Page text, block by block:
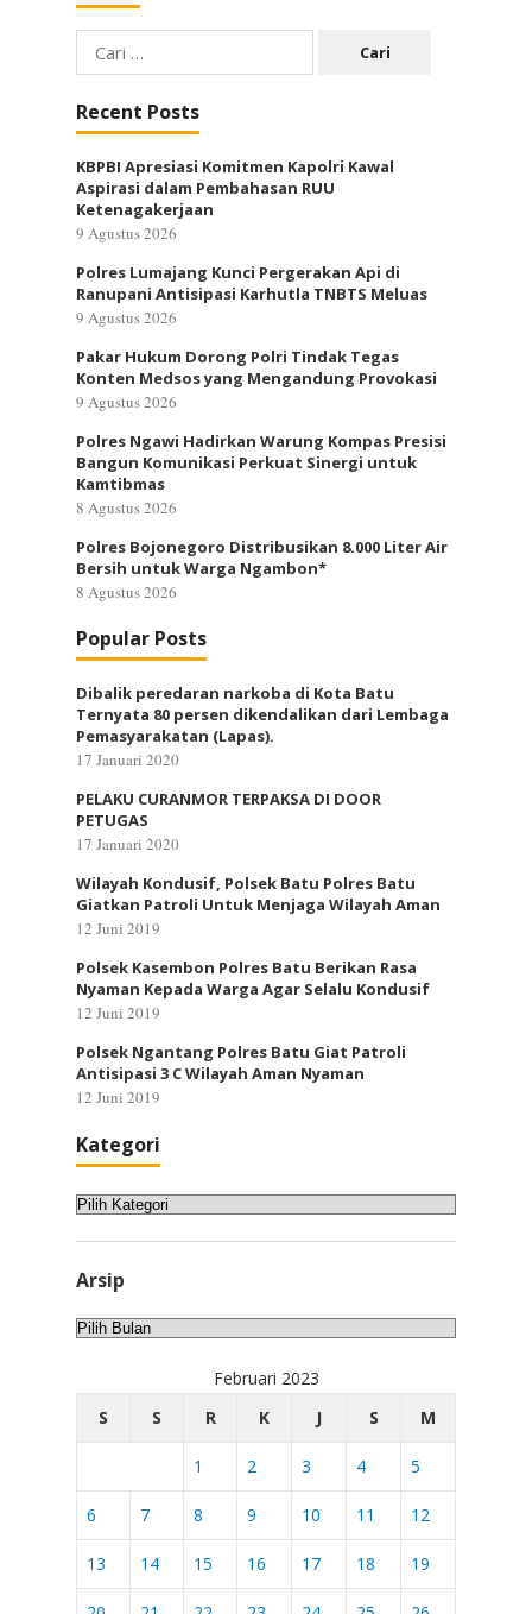
Cari
untuk:
Recent Posts
KBPBI Apresiasi Komitmen Kapolri Kawal
Aspirasi dalam Pembahasan RUU
Ketenagakerjaan
9 Agustus 2026
Polres Lumajang Kunci Pergerakan Api di
Ranupani Antisipasi Karhutla TNBTS Meluas
9 Agustus 2026
Pakar Hukum Dorong Polri Tindak Tegas
Konten Medsos yang Mengandung Provokasi
9 Agustus 2026
Polres Ngawi Hadirkan Warung Kompas Presisi
Bangun Komunikasi Perkuat Sinergi untuk
Kamtibmas
8 Agustus 2026
Polres Bojonegoro Distribusikan 8.000 Liter Air
Bersih untuk Warga Ngambon*
8 Agustus 2026
Popular Posts
Dibalik peredaran narkoba di Kota Batu
Ternyata 80 persen dikendalikan dari Lembaga
Pemasyarakatan (Lapas).
17 Januari 2020
PELAKU CURANMOR TERPAKSA DI DOOR
PETUGAS
17 Januari 2020
Wilayah Kondusif, Polsek Batu Polres Batu
Giatkan Patroli Untuk Menjaga Wilayah Aman
12 Juni 2019
Polsek Kasembon Polres Batu Berikan Rasa
Nyaman Kepada Warga Agar Selalu Kondusif
12 Juni 2019
Polsek Ngantang Polres Batu Giat Patroli
Antisipasi 3 C Wilayah Aman Nyaman
12 Juni 2019
Kategori
Kategori
Arsip
Arsip
Februari 2023
S
S R K J S M
1 2 3 4 5
6 7 8 9 10 11 12
13 14 15 16 17 18 19